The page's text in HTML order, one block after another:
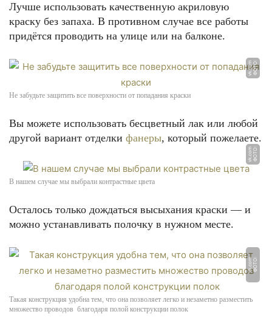
Лучше использовать качественную акриловую
краску без запаха. В противном случае все работы
придётся проводить на улице или на балконе.
Ф
О
Т
О:
v
k.
c
o
m
Не забудьте защитить все поверхности от попадания краски
Вы можете использовать бесцветный лак или любой
другой вариант отделки фанеры, который пожелаете.
Ф
О
Т
О:
v
k.
c
o
m
В нашем случае мы выбрали контрастные цвета
Осталось только дождаться высыхания краски — и
можно устанавливать полочку в нужном месте.
Ф
О
Т
О:
v
k.
c
o
m
Такая конструкция удобна тем, что она позволяет легко и незаметно разместить
множество проводов благодаря полой конструкции полок